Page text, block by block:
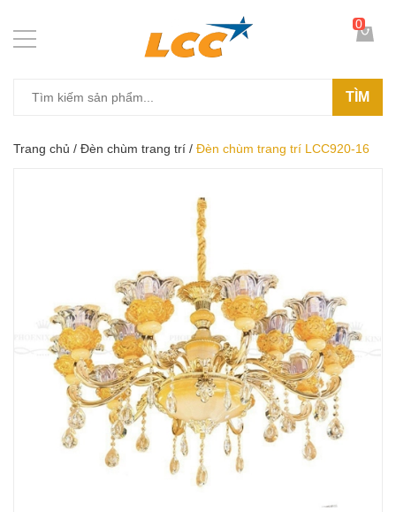
TÌM
0
Trang chủ / Đèn chùm trang trí / Đèn chùm trang trí LCC920-16